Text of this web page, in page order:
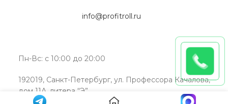
info@profitroll.ru
Пн-Вс: с 10:00 до 20:00
192019, Санкт-Петербург, ул. Профессора Качалова,
дом 11А, литера “Э”